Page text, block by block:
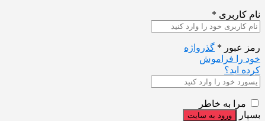
نام کاربری *
رمز عبور * گذرواژه
خود را فراموش
کرده اید؟
مرا به خاطر
بسپار